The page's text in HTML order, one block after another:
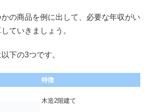
の商品を例に出して、必要な年収がい
ていきましょう。
下の3つです。
特徴
木造2階建て